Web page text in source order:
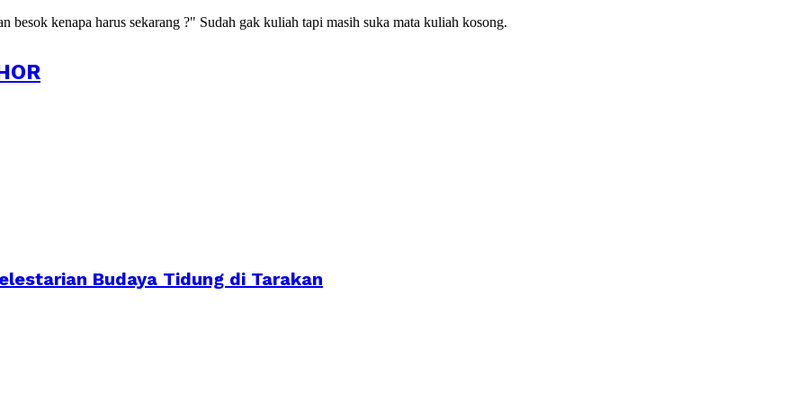
kenapa harus sekarang ?" Sudah gak kuliah tapi masih suka mata kuliah kosong.
Budaya Tidung di Tarakan